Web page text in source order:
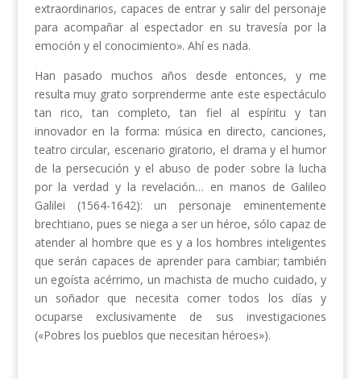
extraordinarios, capaces de entrar y salir del personaje
para acompañar al espectador en su travesía por la
emoción y el conocimiento». Ahí es nada.
Han pasado muchos años desde entonces, y me
resulta muy grato sorprenderme ante este espectáculo
tan rico, tan completo, tan fiel al espíritu y tan
innovador en la forma: música en directo, canciones,
teatro circular, escenario giratorio, el drama y el humor
de la persecución y el abuso de poder sobre la lucha
por la verdad y la revelación… en manos de Galileo
Galilei (1564-1642): un personaje eminentemente
brechtiano, pues se niega a ser un héroe, sólo capaz de
atender al hombre que es y a los hombres inteligentes
que serán capaces de aprender para cambiar; también
un egoísta acérrimo, un machista de mucho cuidado, y
un soñador que necesita comer todos los días y
ocuparse exclusivamente de sus investigaciones
(«Pobres los pueblos que necesitan héroes»).